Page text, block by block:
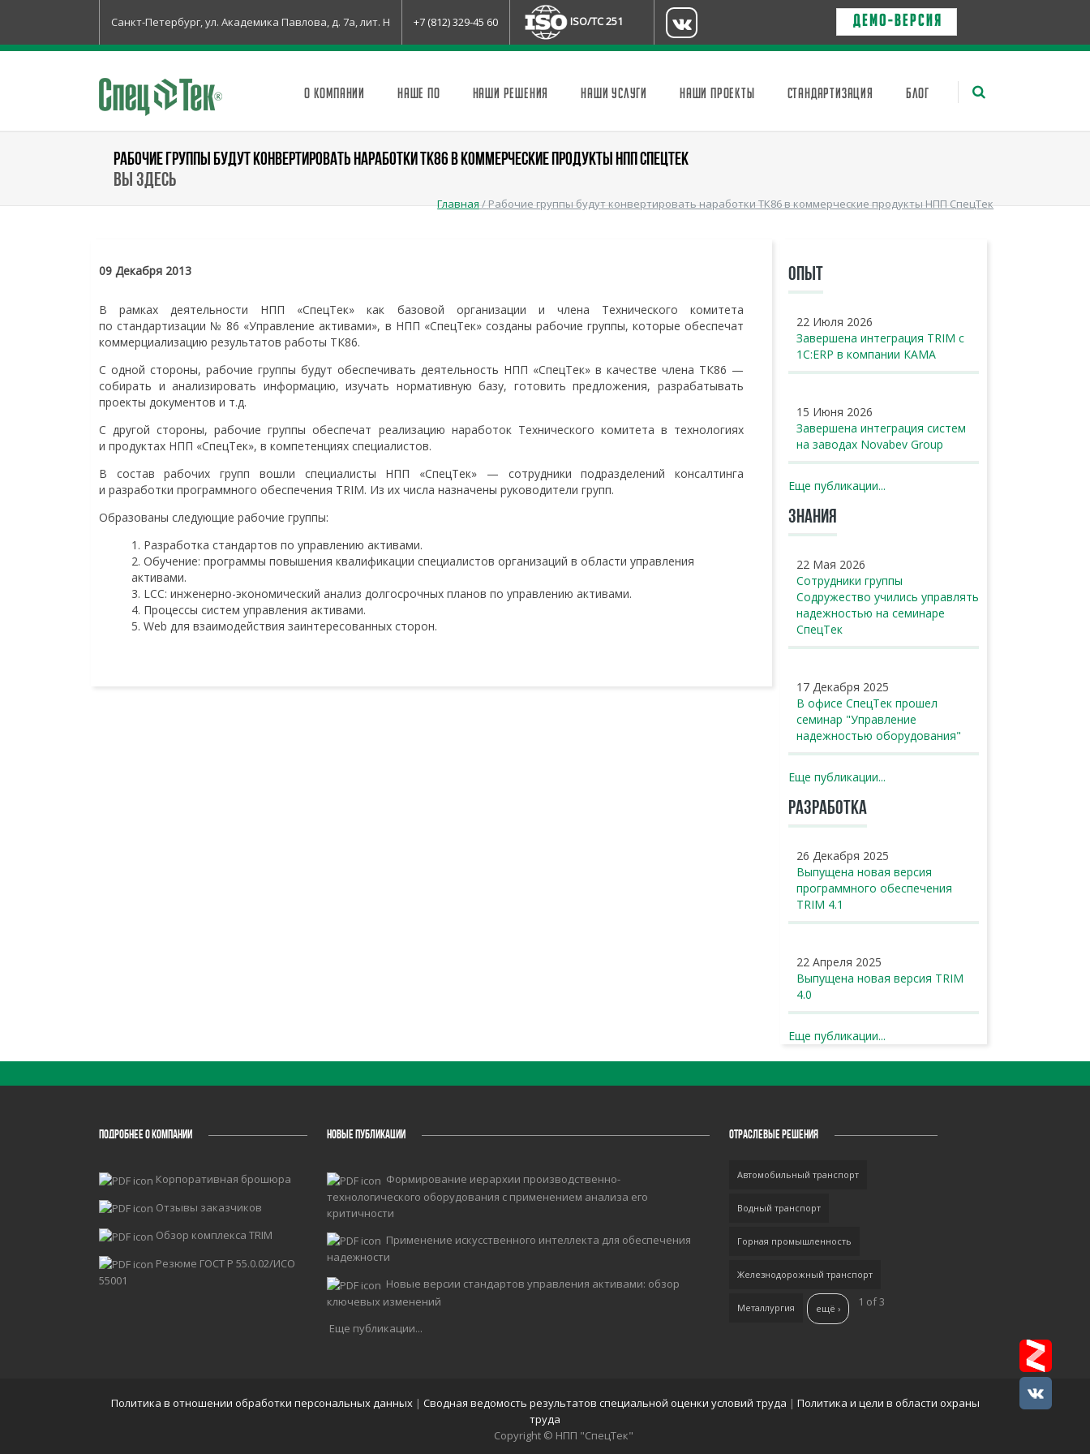
Санкт-Петербург, ул. Академика Павлова, д. 7а, лит. Н +7 (812) 329-45 60 ISO/TC 251 Д Е М О - в е р с и я
О КОМПАНИИ НАШЕ ПО НАШИ РЕШЕНИЯ НАШИ УСЛУГИ НАШИ ПРОЕКТЫ СТАНДАРТИЗАЦИЯ БЛОГ
РАБОЧИЕ ГРУППЫ БУДУТ КОНВЕРТИРОВАТЬ НАРАБОТКИ ТК86 В КОММЕРЧЕСКИЕ ПРОДУКТЫ НПП СПЕЦТЕК
Вы здесь
Главная/Рабочие группы будут конвертировать наработки ТК86 в коммерческие продукты НПП СпецТек
09 Декабря 2013
В рамках деятельности НПП «СпецТек» как базовой организации и члена Технического комитета
по стандартизации № 86 «Управление активами», в НПП «СпецТек» созданы рабочие группы, которые обеспечат
коммерциализацию результатов работы ТК86.
С одной стороны, рабочие группы будут обеспечивать деятельность НПП «СпецТек» в качестве члена ТК86 —
собирать и анализировать информацию, изучать нормативную базу, готовить предложения, разрабатывать
проекты документов и т.д.
С другой стороны, рабочие группы обеспечат реализацию наработок Технического комитета в технологиях
и продуктах НПП «СпецТек», в компетенциях специалистов.
В состав рабочих групп вошли специалисты НПП «СпецТек» — сотрудники подразделений консалтинга
и разработки программного обеспечения TRIM. Из их числа назначены руководители групп.
Образованы следующие рабочие группы:
Разработка стандартов по управлению активами.
Обучение: программы повышения квалификации специалистов организаций в области управления
активами.
LCC: инженерно-экономический анализ долгосрочных планов по управлению активами.
Процессы систем управления активами.
Web для взаимодействия заинтересованных сторон.
ОПЫТ
22 Июля 2026
Завершена интеграция TRIM с
1С:ERP в компании КАМА
15 Июня 2026
Завершена интеграция систем
на заводах Novabev Group
Еще публикации...
ЗНАНИЯ
22 Мая 2026
Сотрудники группы
Содружество учились управлять
надежностью на семинаре
СпецТек
17 Декабря 2025
В офисе СпецТек прошел
семинар "Управление
надежностью оборудования"
Еще публикации...
РАЗРАБОТКА
26 Декабря 2025
Выпущена новая версия
программного обеспечения
TRIM 4.1
22 Апреля 2025
Выпущена новая версия TRIM
4.0
Еще публикации...
ПОДРОБНЕЕ О КОМПАНИИ
Корпоративная брошюра
Отзывы заказчиков
Обзор комплекса TRIM
Резюме ГОСТ Р 55.0.02/ИСО
55001
НОВЫЕ ПУБЛИКАЦИИ
Формирование иерархии производственно-
технологического оборудования с применением анализа его
критичности
Применение искусственного интеллекта для обеспечения
надежности
Новые версии стандартов управления активами: обзор
ключевых изменений
Еще публикации...
ОТРАСЛЕВЫЕ РЕШЕНИЯ
Автомобильный транспорт
Водный транспорт
Горная промышленность
Железнодорожный транспорт
Металлургия 1 of 3
ещё ›
Политика в отношении обработки персональных данных | Сводная ведомость результатов специальной оценки условий труда | Политика и цели в области охраны
труда
Copyright © НПП "СпецТек"